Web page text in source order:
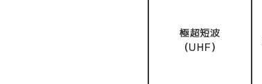
極超短波
（UHF）